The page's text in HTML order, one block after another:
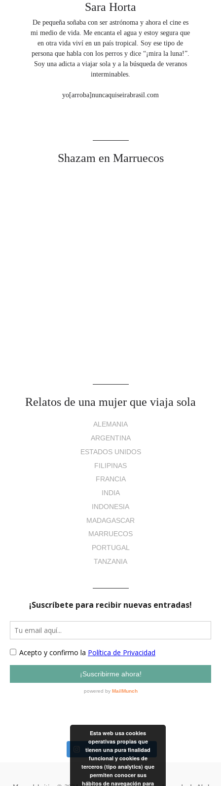
Sara Horta
De pequeña soñaba con ser astrónoma y ahora el cine es
mi medio de vida. Me encanta el agua y estoy segura que
en otra vida viví en un país tropical. Soy ese tipo de
persona que habla con los perros y dice “¡mira la luna!”.
Soy una adicta a viajar sola y a la búsqueda de veranos
interminables.
yo[arroba]nuncaquiseirabrasil.com
Shazam en Marruecos
Relatos de una mujer que viaja sola
ALEMANIA
ARGENTINA
ESTADOS UNIDOS
FILIPINAS
FRANCIA
INDIA
INDONESIA
MADAGASCAR
MARRUECOS
PORTUGAL
TANZANIA
Sigámonos en Instagram
Esta web usa cookies
operativas propias que
tienen una pura finalidad
funcional y cookies de
terceros (tipo analytics) que
permiten conocer sus
hábitos de navegación para